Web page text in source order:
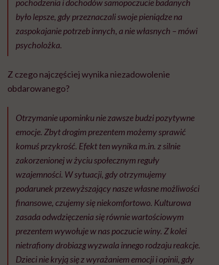
pochodzenia i dochodów samopoczucie badanych
było lepsze, gdy przeznaczali swoje pieniądze na
zaspokajanie potrzeb innych, a nie własnych – mówi
psycholożka.
Z czego najczęściej wynika niezadowolenie
obdarowanego?
Otrzymanie upominku nie zawsze budzi pozytywne
emocje. Zbyt drogim prezentem możemy sprawić
komuś przykrość. Efekt ten wynika m.in. z silnie
zakorzenionej w życiu społecznym reguły
wzajemności. W sytuacji, gdy otrzymujemy
podarunek przewyższający nasze własne możliwości
finansowe, czujemy się niekomfortowo. Kulturowa
zasada odwdzięczenia się równie wartościowym
prezentem wywołuje w nas poczucie winy. Z kolei
nietrafiony drobiazg wyzwala innego rodzaju reakcje.
Dzieci nie kryją się z wyrażaniem emocji i opinii, gdy